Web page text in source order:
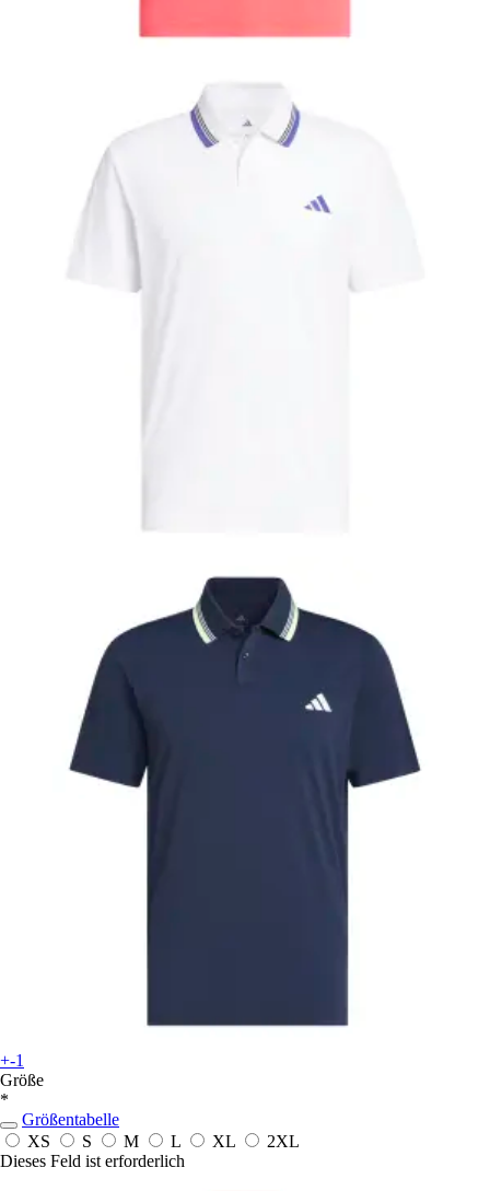
+-1
Größe
*
Größentabelle
XS
S M L XL
2XL
Dieses Feld ist erforderlich